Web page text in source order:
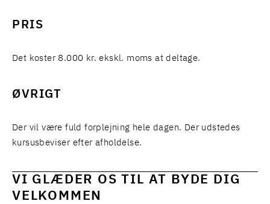
PRIS
Det koster 8.000 kr. ekskl. moms at deltage.
ØVRIGT
Der vil være fuld forplejning hele dagen. Der udstedes
kursusbeviser efter afholdelse.
VI GLÆDER OS TIL AT BYDE DIG
VELKOMMEN